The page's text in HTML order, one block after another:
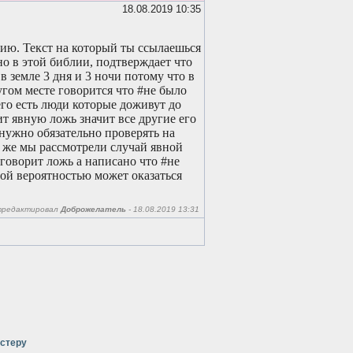
18.08.2019 10:35
Текст на который ты ссылаешься
в этой библии, подтверждает что
земле 3 дня и 3 ночи потому что в
месте говорится что #не было
есть люди которые доживут до
явную ложь значит все другие его
обязательно проверять на
мы рассмотрели случай явной
ложь а написано что #не
вероятностью может оказаться
Доброжелатель - 18.08.2019 13:31